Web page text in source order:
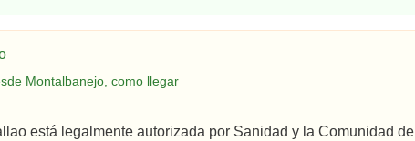
Montalbanejo, como llegar
está legalmente autorizada por Sanidad y la Comunidad de